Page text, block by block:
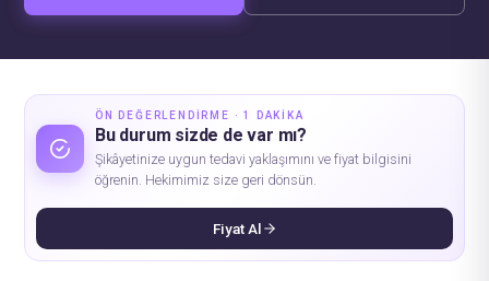
ÖN DEĞERLENDIRME · 1 DAKIKA
Bu durum sizde de var mı?
Şikâyetinize uygun tedavi yaklaşımını ve fiyat bilgisini
öğrenin. Hekimimiz size geri dönsün.
Fiyat Al